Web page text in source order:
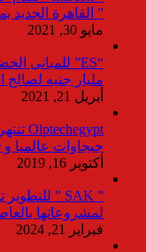
” القاهرة
مايو 30, 2021
مليار جنيه لصالح
أبريل 21, 2021
جيجاوات عالميا و 280 ميجاوات ببنبان
أكتوبر 16, 2019
لمشروعاتها
فبراير 21, 2024